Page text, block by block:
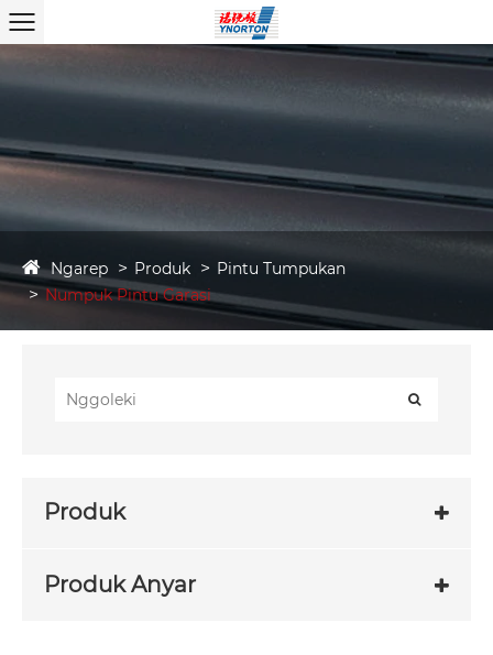
Ngarep Produk
Pintu Tumpukan
Numpuk Pintu Garasi
Produk
Produk Anyar